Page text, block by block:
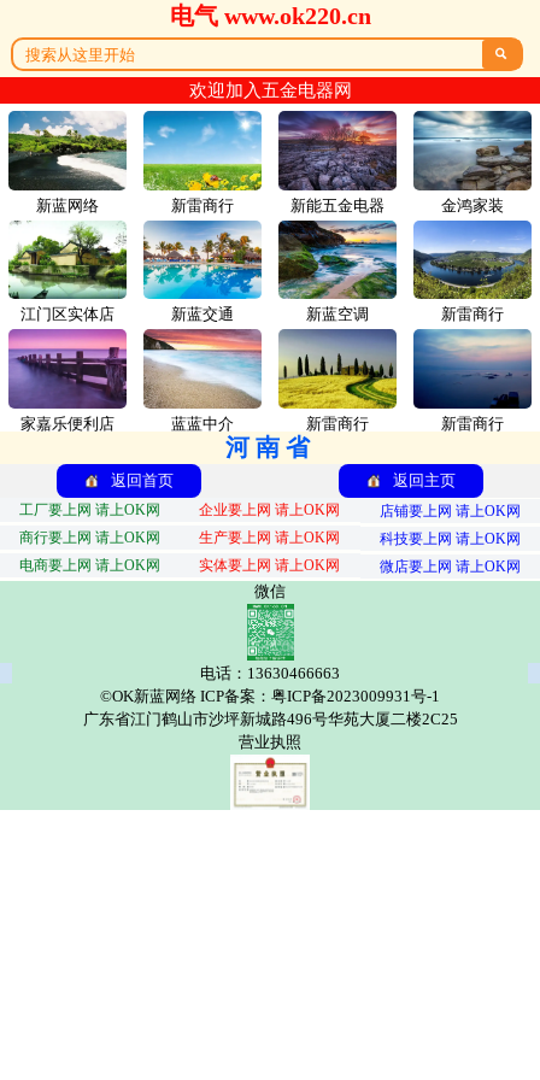
电气 www.ok220.cn

欢迎加入五金电器网
新蓝网络 新雷商行
江门区实体店 新蓝交通
家嘉乐便利店 蓝蓝中介
新能五金电器 金鸿家装
新蓝空调 新雷商行
新雷商行 新雷商行
河南省
返回首页 返回主页
工厂要上网 请上OK网 企业要上网 请上OK网
店铺要上网 请上OK网
商行要上网 请上OK网
生产要上网 请上OK网
科技要上网 请上OK网
电商要上网 请上OK网
实体要上网 请上OK网 微店要上网 请上OK网
微信
电话：13630466663
©OK新蓝网络 ICP备案：粤ICP备2023009931号-1
广东省江门鹤山市沙坪新城路496号华苑大厦二楼2C25
营业执照